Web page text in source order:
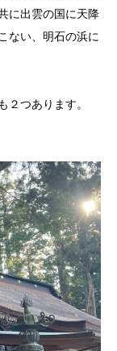
に出雲の国に天降
ない、明石の浜に
２つあります。